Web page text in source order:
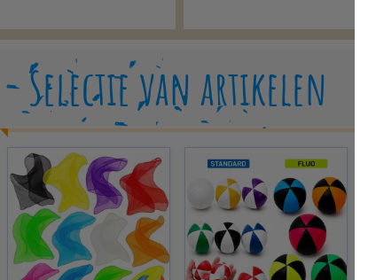
Selectie van artikelen